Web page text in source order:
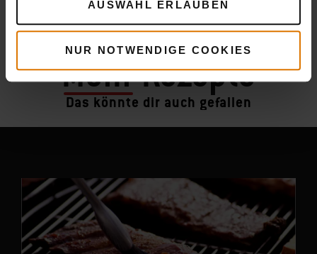
AUSWAHL ERLAUBEN
NUR NOTWENDIGE COOKIES
MehrRezepte
Das könnte dir auch gefallen